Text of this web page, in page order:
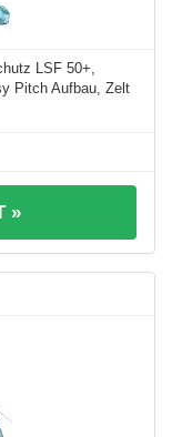
LSF 50+,
Pitch Aufbau, Zelt
»